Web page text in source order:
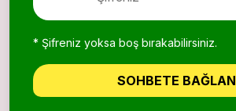
* Şifreniz yoksa boş bırakabilirsiniz.
SOHBETE BAĞLAN